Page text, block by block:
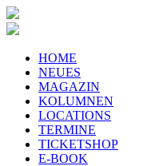
HOME
NEUES
MAGAZIN
KOLUMNEN
LOCATIONS
TERMINE
TICKETSHOP
E-BOOK